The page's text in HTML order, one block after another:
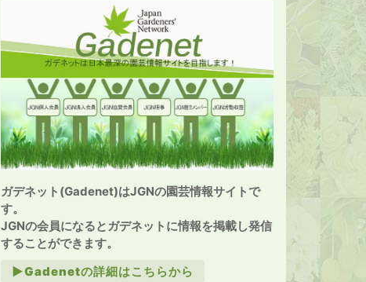
ガデネット(Gadenet)はJGNの園芸情報サイトで
す。
JGNの会員になるとガデネットに情報を掲載し発信
することができます。
►Gadenetの詳細はこちらから